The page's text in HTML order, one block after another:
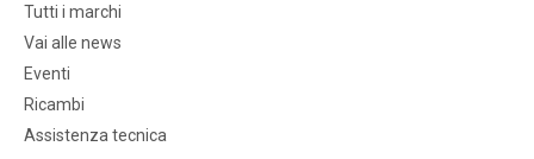
Tutti i marchi
Vai alle news
Eventi
Ricambi
Assistenza tecnica